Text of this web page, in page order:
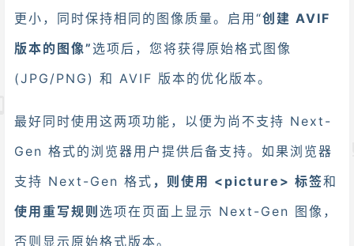
更小，同时保持相同的图像质量。启用“创建 AVIF
版本的图像” 选项后，您将获得原始格式图像
(JPG/PNG) 和 AVIF 版本的优化版本。
最好同时使用这两项功能，以便为尚不支持 Next-
Gen 格式的浏览器用户提供后备支持。如果浏览器
支持 Next-Gen 格式 ，则使用 <picture> 标签和
使用重写规则 选项在页面上显示 Next-Gen 图像，
否则显示原始格式版本。